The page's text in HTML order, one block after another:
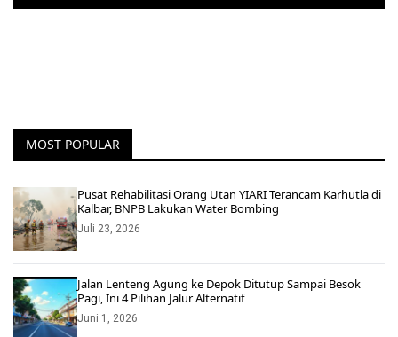
MOST POPULAR
Pusat Rehabilitasi Orang Utan YIARI Terancam Karhutla di
Kalbar, BNPB Lakukan Water Bombing
Juli 23, 2026
Jalan Lenteng Agung ke Depok Ditutup Sampai Besok
Pagi, Ini 4 Pilihan Jalur Alternatif
Juni 1, 2026